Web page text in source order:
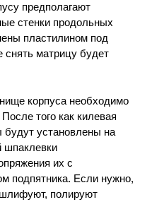
предполагают
стенки продольных
пластилином под
снять матрицу будет
корпуса необходимо
того как килевая
установлены на
шпаклевки
их с
подпятника. Если нужно,
полируют